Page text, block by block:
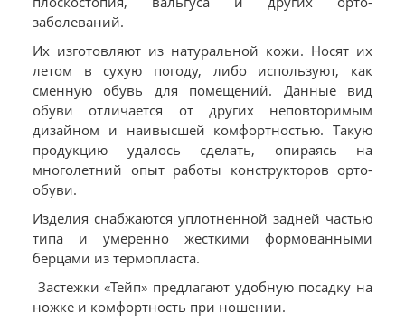
заболеваний.
Их изготовляют из натуральной кожи. Носят их
летом в сухую погоду, либо используют, как
сменную обувь для помещений. Данные вид
обуви отличается от других неповторимым
дизайном и наивысшей комфортностью. Такую
продукцию удалось сделать, опираясь на
многолетний опыт работы конструкторов орто-
обуви.
Изделия снабжаются уплотненной задней частью
типа и умеренно жесткими формованными
берцами из термопласта.
Застежки «Тейп» предлагают удобную посадку на
ножке и комфортность при ношении.